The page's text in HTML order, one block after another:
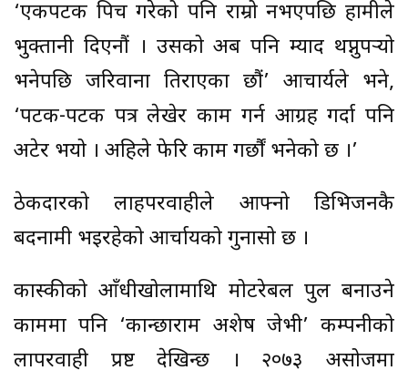
‘एकपटक पिच गरेको पनि राम्रो नभएपछि हामीले
भुक्तानी दिएनौं । उसको अब पनि म्याद थप्नुपर्‍यो
भनेपछि जरिवाना तिराएका छौं’ आचार्यले भने,
‘पटक-पटक पत्र लेखेर काम गर्न आग्रह गर्दा पनि
अटेर भयो । अहिले फेरि काम गर्छौं भनेको छ ।’
ठेकदारको लाहपरवाहीले आफ्नो डिभिजनकै
बदनामी भइरहेको आर्चायको गुनासो छ ।
कास्कीको आँधीखोलामाथि मोटरेबल पुल बनाउने
काममा पनि ‘कान्छाराम अशेष जेभी’ कम्पनीको
लापरवाही प्रष्ट देखिन्छ । २०७३ असोजमा